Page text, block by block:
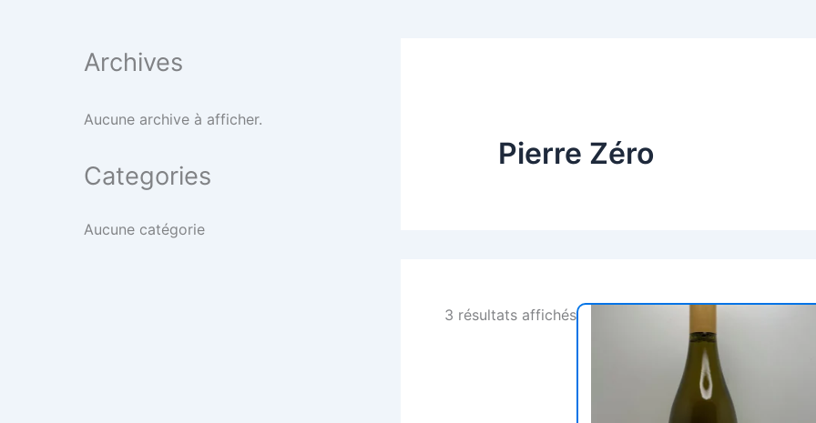
Archives
Aucune archive à afficher.
Categories
Aucune catégorie
Pierre Zéro
3 résultats affichés